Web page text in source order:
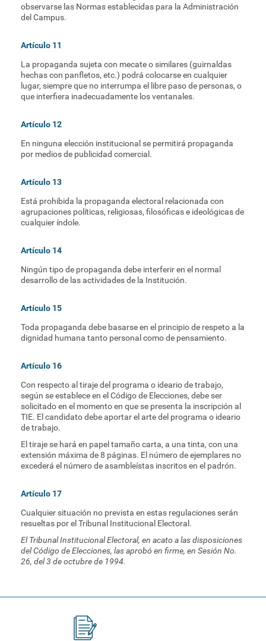
observarse las Normas establecidas para la Administración
del Campus.
Artículo 11
La propaganda sujeta con mecate o similares (guirnaldas
hechas con panfletos, etc.) podrá colocarse en cualquier
lugar, siempre que no interrumpa el libre paso de personas, o
que interfiera inadecuadamente los ventanales.
Artículo 12
En ninguna elección institucional se permitirá propaganda
por medios de publicidad comercial.
Artículo 13
Está prohibida la propaganda electoral relacionada con
agrupaciones políticas, religiosas, filosóficas e ideológicas de
cualquier índole.
Artículo 14
Ningún tipo de propaganda debe interferir en el normal
desarrollo de las actividades de la Institución.
Artículo 15
Toda propaganda debe basarse en el principio de respeto a la
dignidad humana tanto personal como de pensamiento.
Artículo 16
Con respecto al tiraje del programa o ideario de trabajo,
según se establece en el Código de Elecciones, debe ser
solicitado en el momento en que se presenta la inscripción al
TIE. El candidato debe aportar el arte del programa o ideario
de trabajo.
El tiraje se hará en papel tamaño carta, a una tinta, con una
extensión máxima de 8 páginas. El número de ejemplares no
excederá el número de asambleístas inscritos en el padrón.
Artículo 17
Cualquier situación no prevista en estas regulaciones serán
resueltas por el Tribunal Institucional Electoral.
El Tribunal Institucional Electoral, en acato a las disposiciones
del Código de Elecciones, las aprobó en firme, en Sesión No.
26, del 3 de octubre de 1994.